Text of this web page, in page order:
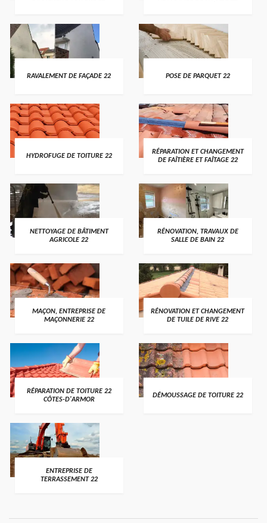
RAVALEMENT DE FAÇADE 22 POSE DE PARQUET 22
HYDROFUGE DE TOITURE 22
RÉPARATION ET CHANGEMENT
DE FAÎTIÈRE ET FAÎTAGE 22
NETTOYAGE DE BÂTIMENT
AGRICOLE 22
RÉNOVATION, TRAVAUX DE
SALLE DE BAIN 22
MAÇON, ENTREPRISE DE
MAÇONNERIE 22
RÉNOVATION ET CHANGEMENT
DE TUILE DE RIVE 22
RÉPARATION DE TOITURE 22
CÔTES-D'ARMOR
DÉMOUSSAGE DE TOITURE 22
ENTREPRISE DE
TERRASSEMENT 22